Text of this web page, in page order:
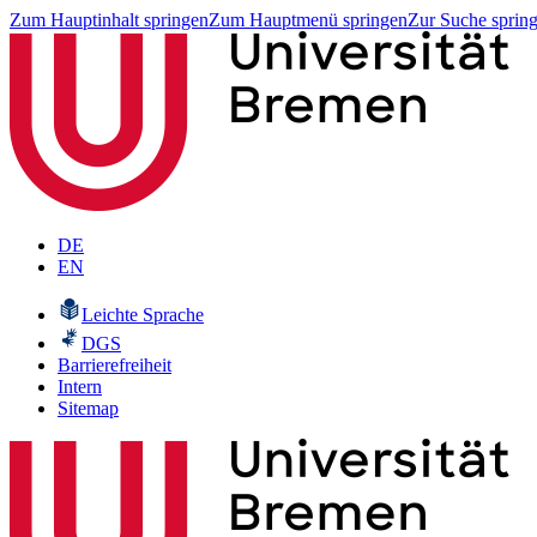
Zum Hauptinhalt springenZum Hauptmenü springenZur Suche
DE
EN
Leichte Sprache
DGS
Barrierefreiheit
Intern
Sitemap